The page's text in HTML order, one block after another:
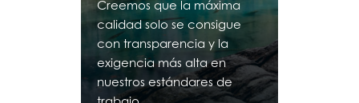
Creemos que la máxima
calidad solo se consigue
con transparencia y la
exigencia más alta en
nuestros estándares de